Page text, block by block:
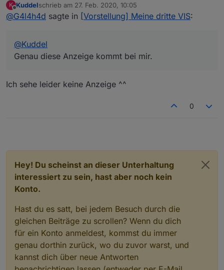
K
Offline
Kuddelschrieb am 27. Feb. 2020, 10:05
zuletzt editiert von
@G4l4h4d sagte in [Vorstellung] Meine dritte VIS:
@Kuddel
Genau diese Anzeige kommt bei mir.
Ich sehe leider keine Anzeige ^^
0
Hey! Du scheinst an dieser Unterhaltung
interessiert zu sein, hast aber noch kein
Konto.
Hast du es satt, bei jedem Besuch durch die
gleichen Beiträge zu scrollen? Wenn du dich
für ein Konto anmeldest, kommst du immer
genau dorthin zurück, wo du zuvor warst, und
kannst dich über neue Antworten